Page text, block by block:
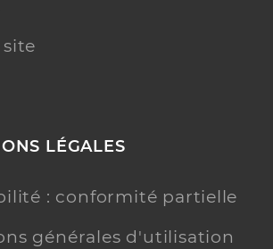
LÉGALES
: conformité partielle
générales d'utilisation